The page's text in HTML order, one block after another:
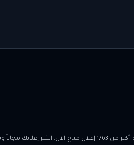
للإعلانات المبوبة في الجزائر.